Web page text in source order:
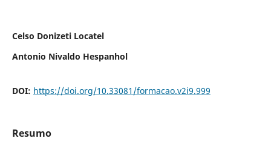
Celso Donizeti Locatel
Antonio Nivaldo Hespanhol
DOI: https://doi.org/10.33081/formacao.v2i9.999
Resumo